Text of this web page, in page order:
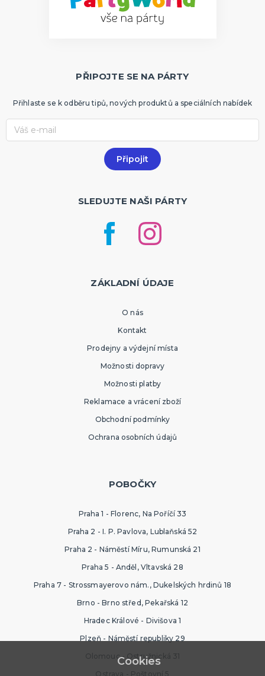
PŘIPOJTE SE NA PÁRTY
Přihlaste se k odběru tipů, nových produktů a speciálních nabídek
SLEDUJTE NAŠI PÁRTY
ZÁKLADNÍ ÚDAJE
O nás
Kontakt
Prodejny a výdejní místa
Možnosti dopravy
Možnosti platby
Reklamace a vrácení zboží
Obchodní podmínky
Ochrana osobních údajů
POBOČKY
Praha 1 - Florenc, Na Poříčí 33
Praha 2 - I. P. Pavlova, Lublaňská 52
Praha 2 - Náměstí Míru, Rumunská 21
Praha 5 - Anděl, Vltavská 28
Praha 7 - Strossmayerovo nám., Dukelských hrdinů 18
Brno - Brno střed, Pekařská 12
Hradec Králové - Divišova 1
Plzeň - Náměstí republiky 29
Olomouc - Ostružnická 31
Ostrava - Poštovní 5
Cookies